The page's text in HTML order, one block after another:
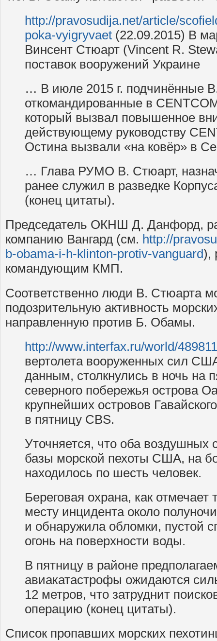
http://pravosudija.net/article/
poka-vyigryvaet (22.09.2015) В
Винсент Стюарт (Vincent R.
поставок вооружений Украине
… В июле 2015 г. подчинённые
откомандированные в
который вызвал повышенное
действующему руководству
Остина вызвали «на ковёр» в
… Глава РУМО В. Стюарт,
ранее служил в разведке
(конец цитаты).
Председатель ОКНШ Д. Данфорд,
компанию Вангард (см. http://
b-obama-i-h-klinton-protiv-vanguard),
командующим КМП.
Соответственно люди В. Стюарта
подозрительную активность
направленную против Б. Обамы.
http://www.interfax.ru/world/489811
вертолета вооруженных сил
данным, столкнулись в ночь на
северного побережья острова
крупнейших островов
в пятницу CBS.
Уточняется, что оба воздушных
базы морской пехоты США, на
находилось по шесть человек.
Береговая охрана, как
месту инцидента около
и обнаружила обломки, пустой
огонь на поверхности воды.
В пятницу в районе
авиакатастрофы ожидаются
12 метров, что затруднит
операцию (конец цитаты).
Список пропавших морских